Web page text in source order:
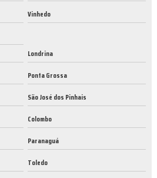
Vinhedo
Londrina
Ponta Grossa
São José dos Pinhais
Colombo
Paranaguá
Toledo